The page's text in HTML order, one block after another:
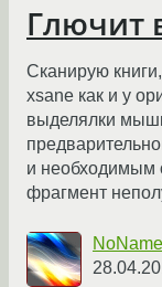
Глючит
Сканирую
xsane как и у
выделялки
и необходимым
фрагмент
NoName